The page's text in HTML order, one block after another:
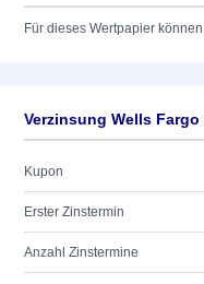
Für dieses Wertpapier
Verzinsung Wells Fargo
Kupon
Erster Zinstermin
Anzahl Zinstermine